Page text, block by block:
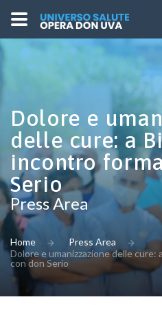
Dolore e
delle cure: a
incontro
Serio
Press Area
Home
Press Area
Dolore e umanizzazione delle
con don Serio